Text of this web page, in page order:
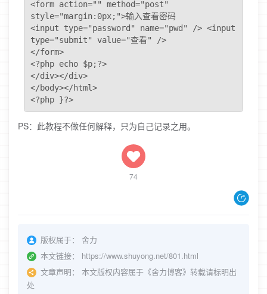
<form action="" method="post"
style="margin:0px;">输入查看密码
<input type="password" name="pwd" /> <input
type="submit" value="查看" />
</form>
<?php echo $p;?>
</div></div>
</body></html>
<?php }?>
PS：此教程不做任何解释，只为自己记录之用。
74
版权属于：
舍力
本文链接：
https://www.shuyong.net/801.html
文章声明：
本文版权内容属于《舍力博客》转载请标明出
处